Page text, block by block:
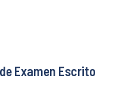
Examen Escrito